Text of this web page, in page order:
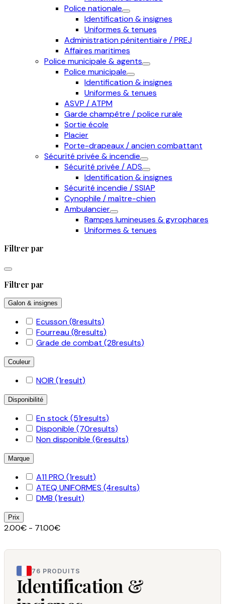
Police nationale
Identification & insignes
Uniformes & tenues
Administration pénitentiaire / PREJ
Affaires maritimes
Police municipale & agents
Police municipale
Identification & insignes
Uniformes & tenues
ASVP / ATPM
Garde champêtre / police rurale
Sortie école
Placier
Porte-drapeaux / ancien combattant
Sécurité privée & incendie
Sécurité privée / ADS
Identification & insignes
Sécurité incendie / SSIAP
Cynophile / maître-chien
Ambulancier
Rampes lumineuses & gyrophares
Uniformes & tenues
Filtrer par
Filtrer par
Galon & insignes
Ecusson(8results)
Fourreau(8results)
Grade de combat (28results)
Couleur
NOIR (1result)
Disponibilité
En stock(51results)
Disponible (70results)
Non disponible (6results)
Marque
A11 PRO (1result)
ATEQ UNIFORMES (4results)
DMB (1result)
Prix
2.00€ - 71.00€
76 PRODUITS
Identification &